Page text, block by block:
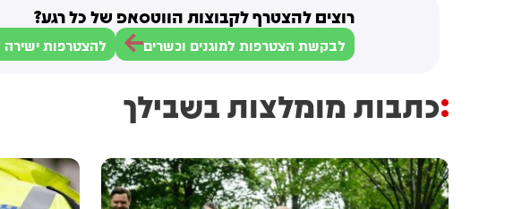
רוצים להצטרף לקבוצות הווטסאפ של כל רגע?
לבקשת הצטרפות למוגנים וכשרים להצטרפות ישירה
כתבות מומלצות בשבילך